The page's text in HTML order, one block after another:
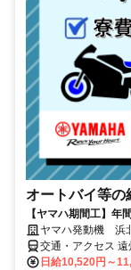
オートバイ等の
【ヤマハ期間工】年
ヤマハ発動機 浜
交通・アクセス
日給10,520円～